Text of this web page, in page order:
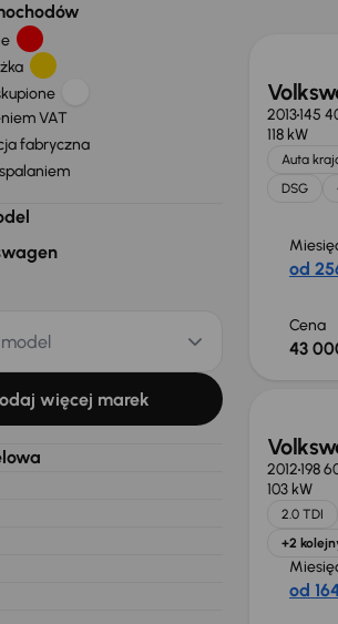
VAT
fabryczna
więcej marek
2013145
118 kW
Auta
DSG
od
Cena
43
2012198
103 kW
2.0 TDI
+2
od